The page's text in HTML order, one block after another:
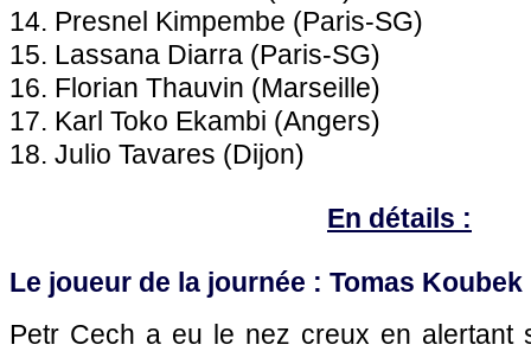
14. Presnel Kimpembe (Paris-SG)
15. Lassana Diarra (Paris-SG)
16. Florian Thauvin (Marseille)
17. Karl Toko Ekambi (Angers)
18. Julio Tavares (Dijon)
En détails :
Le joueur de la journée : Tomas Koubek
Petr Cech a eu le nez creux en alertant